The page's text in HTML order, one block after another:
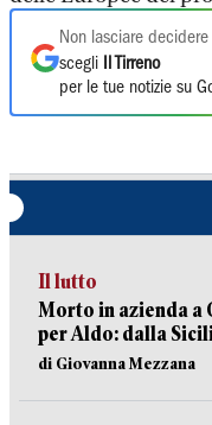
Non lasciare
scegli
Il Tirreno
per le tue notizie su
Il lutto
Morto in azienda a
per Aldo: dalla
di Giovanna Mezzana